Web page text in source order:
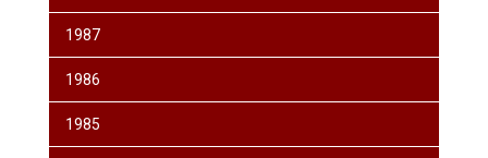
1987
1986
1985